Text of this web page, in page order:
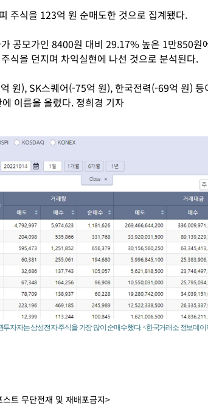
주식을 123억 원 순매도한 것으로 집계됐다.
공모가인 8400원 대비 29.17% 높은 1만850원
식을 던지며 차익실현에 나선 것으로 분석된다.
원), SK스퀘어(-75억 원), 한국전력(-69억 원) 등
이름을 올렸다. 정희경 기자
투자자는 삼성전자 주식을 가장 많이 순매수했다. <한국거래소 정보데
트 무단전재 및 재배포금지>